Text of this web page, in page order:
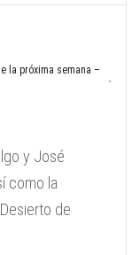
la próxima semana –
y José
como la
de